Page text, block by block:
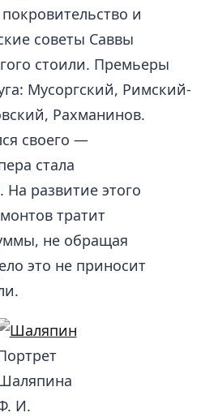
и
советы Саввы
стоили. Премьеры
Мусоргский, Римский-
Рахманинов.
своего —
стала
На развитие этого
тратит
не обращая
это не приносит
И.